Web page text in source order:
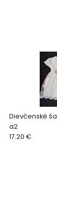
Dievčenské
a2
17.20 €